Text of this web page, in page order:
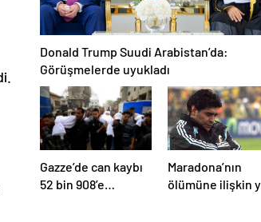
Donald Trump Suudi Arabistan’da:
Görüşmelerde uyukladı
Gazze’de can kaybı
52 bin 908’e
Maradona’nın
ölümüne ilişkin